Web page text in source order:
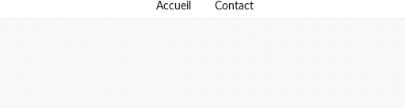
Accueil Contact